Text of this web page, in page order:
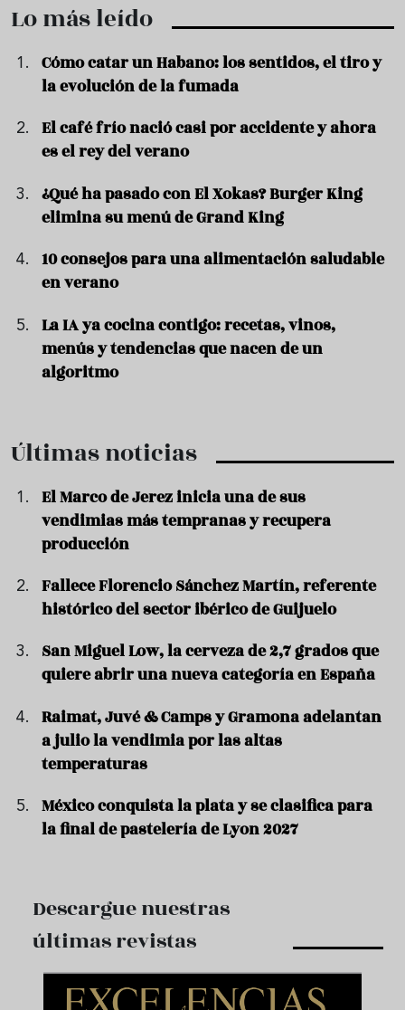
Lo más leído
Cómo catar un Habano: los sentidos, el tiro y
la evolución de la fumada
El café frío nació casi por accidente y ahora
es el rey del verano
¿Qué ha pasado con El Xokas? Burger King
elimina su menú de Grand King
10 consejos para una alimentación saludable
en verano
La IA ya cocina contigo: recetas, vinos,
menús y tendencias que nacen de un
algoritmo
Últimas noticias
El Marco de Jerez inicia una de sus
vendimias más tempranas y recupera
producción
Fallece Florencio Sánchez Martín, referente
histórico del sector ibérico de Guijuelo
San Miguel Low, la cerveza de 2,7 grados que
quiere abrir una nueva categoría en España
Raimat, Juvé & Camps y Gramona adelantan
a julio la vendimia por las altas
temperaturas
México conquista la plata y se clasifica para
la final de pastelería de Lyon 2027
Descargue nuestras
últimas revistas